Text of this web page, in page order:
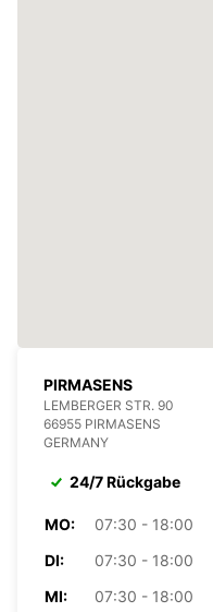
PIRMASENS
LEMBERGER STR. 90
66955 PIRMASENS
GERMANY
24/7 Rückgabe
MO:
07:30 - 18:00
DI:
07:30 - 18:00
MI:
07:30 - 18:00